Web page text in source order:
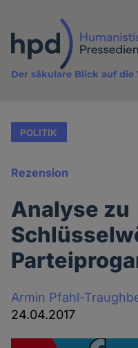
Inhalt
Der säkulare Blick auf die
POLITIK
Rezension
Analyse zu
Armin Pfahl-
24.04.2017